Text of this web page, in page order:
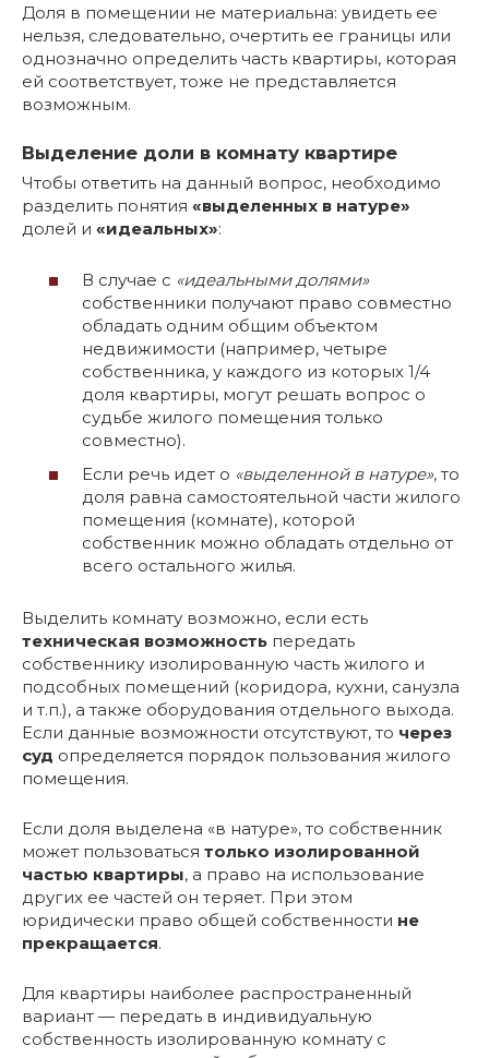
Доля в помещении не материальна: увидеть ее
нельзя, следовательно, очертить ее границы или
однозначно определить часть квартиры, которая
ей соответствует, тоже не представляется
возможным.
Выделение доли в комнату квартире
Чтобы ответить на данный вопрос, необходимо
разделить понятия «выделенных в натуре»
долей и «идеальных»:
В случае с «идеальными долями»
собственники получают право совместно
обладать одним общим объектом
недвижимости (например, четыре
собственника, у каждого из которых 1/4
доля квартиры, могут решать вопрос о
судьбе жилого помещения только
совместно).
Если речь идет о «выделенной в натуре», то
доля равна самостоятельной части жилого
помещения (комнате), которой
собственник можно обладать отдельно от
всего остального жилья.
Выделить комнату возможно, если есть
техническая возможность передать
собственнику изолированную часть жилого и
подсобных помещений (коридора, кухни, санузла
и т.п.), а также оборудования отдельного выхода.
Если данные возможности отсутствуют, то через
суд определяется порядок пользования жилого
помещения.
Если доля выделена «в натуре», то собственник
может пользоваться только изолированной
частью квартиры, а право на использование
других ее частей он теряет. При этом
юридически право общей собственности не
прекращается.
Для квартиры наиболее распространенный
вариант — передать в индивидуальную
собственность изолированную комнату с